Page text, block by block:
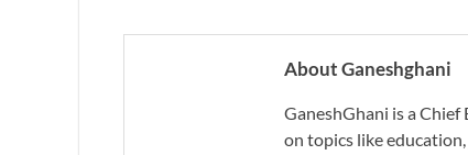
About Ganeshghani
GaneshGhani is a
on topics like